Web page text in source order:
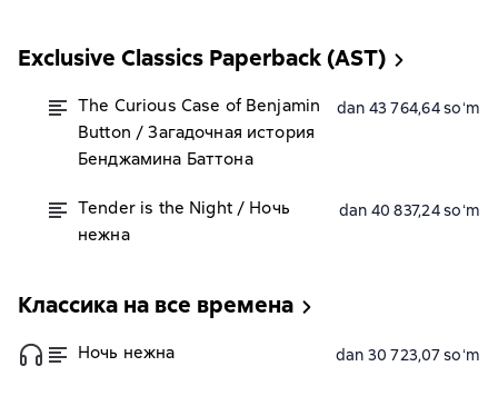
Exclusive Classics Paperback (AST)
The Curious Case of Benjamin
Button / Загадочная история
Бенджамина Баттона
dan 43 764,64 soʻm
Tender is the Night / Ночь
нежна
dan 40 837,24 soʻm
Классика на все времена
Ночь нежна dan 30 723,07 soʻm